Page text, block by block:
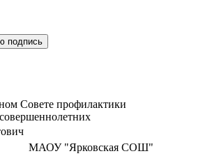
Совете профилактики
МАОУ "Ярковская СОШ"